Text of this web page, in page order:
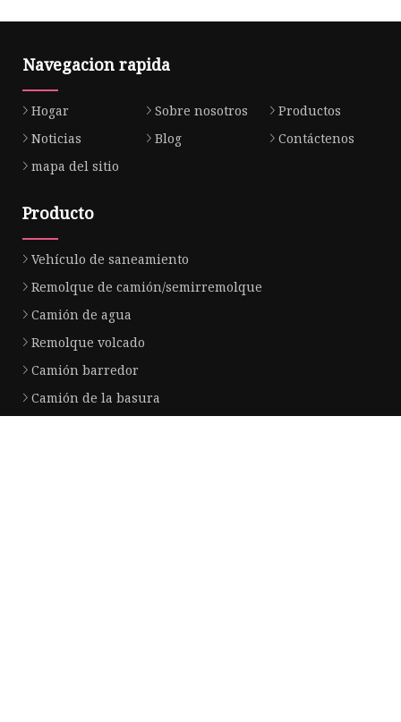
Navegacion rapida
Hogar Sobre nosotros
Productos
Noticias
Blog
Contáctenos
mapa del sitio
Producto
Vehículo de saneamiento
Remolque de camión/semirremolque
Camión de agua
Remolque volcado
Camión barredor
Camión de la basura